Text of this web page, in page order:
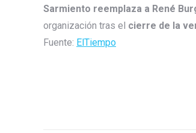
Sarmiento reemplaza a René
organización tras el cierre de la
Fuente: ElTiempo